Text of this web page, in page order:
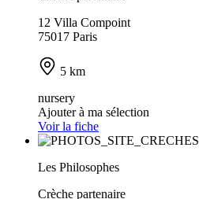
12 Villa Compoint
75017 Paris
5 km
nursery
Ajouter à ma sélection
Voir la fiche
Les Philosophes
Crèche partenaire